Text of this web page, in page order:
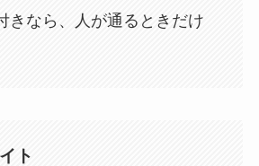
きなら、人が通るときだけ
ト